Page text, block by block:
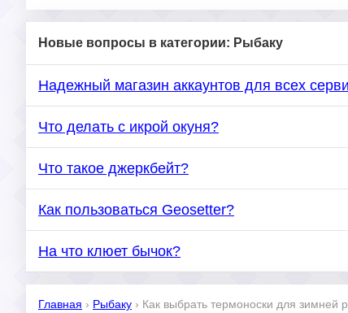
Новые вопросы в категории: Рыбаку
Надежный магазин аккаунтов для всех
Что делать с икрой окуня?
Что такое джеркбейт?
Как пользоваться Geosetter?
На что клюет бычок?
Главная › Рыбаку › Как выбрать термоноски для зимней